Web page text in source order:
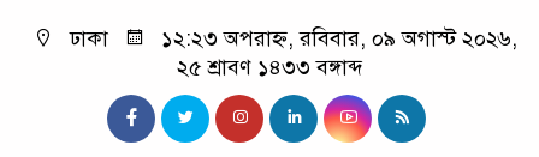
ঢাকা
১২:২৩ অপরাহ্ন, রবিবার, ০৯ অগাস্ট ২০২৬,
২৫ শ্রাবণ ১৪৩৩ বঙ্গাব্দ